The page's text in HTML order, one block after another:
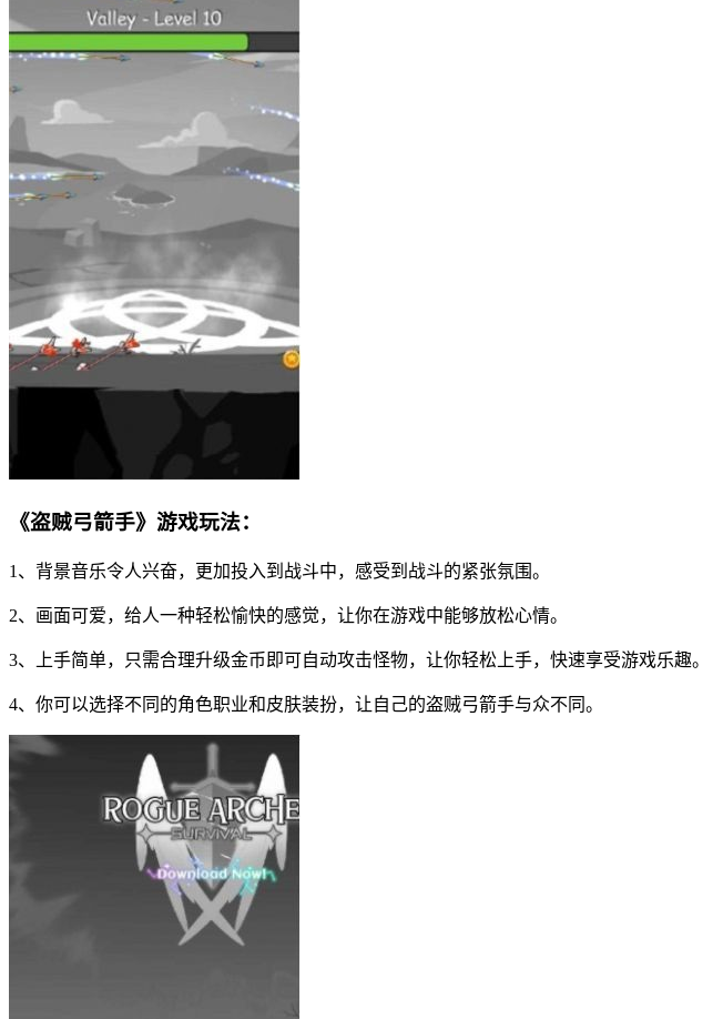
《盗贼弓箭手》游戏玩法：
1、背景音乐令人兴奋，更加投入到战斗中，感受到战斗的紧张氛围。
2、画面可爱，给人一种轻松愉快的感觉，让你在游戏中能够放松心情。
3、上手简单，只需合理升级金币即可自动攻击怪物，让你轻松上手，快速享受游戏乐趣。
4、你可以选择不同的角色职业和皮肤装扮，让自己的盗贼弓箭手与众不同。